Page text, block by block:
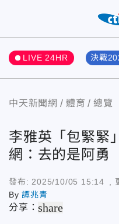
LIVE 24HR 決戰
中天新聞網 體育 總覽
李雅英「包緊緊
網：去的是阿勇
發布: 2025/10/05 15:14 ,
By譚兆青
分享：share